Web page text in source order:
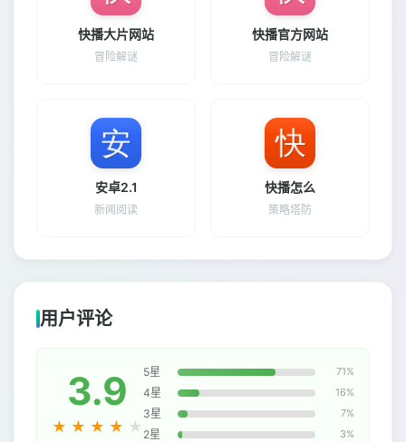
快播大片网站
冒险解谜
快播官方网站
冒险解谜
安卓2.1
新闻阅读
快播怎么
策略塔防
用户评论
3.9
★ ★ ★ ★ ★
5星 71%
4星 16%
3星 7%
2星 3%